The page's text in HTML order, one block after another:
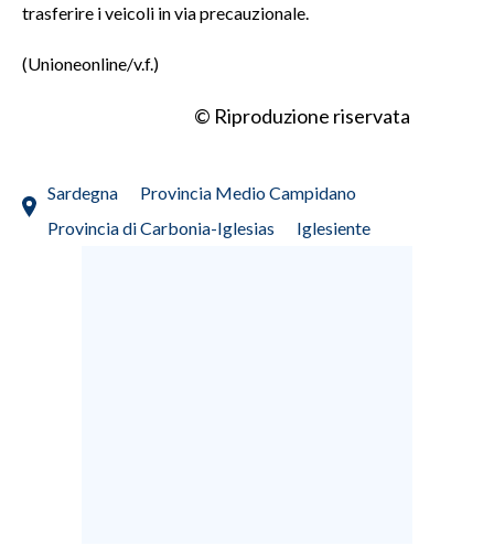
trasferire i veicoli in via precauzionale.
(Unioneonline/v.f.)
© Riproduzione riservata
Sardegna
Provincia Medio Campidano
Provincia di Carbonia-Iglesias
Iglesiente